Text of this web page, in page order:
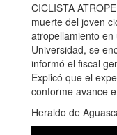
CICLISTA
muerte del joven
atropellamiento
Universidad, se
informó el fiscal
Explicó que el
conforme avance e
Heraldo de